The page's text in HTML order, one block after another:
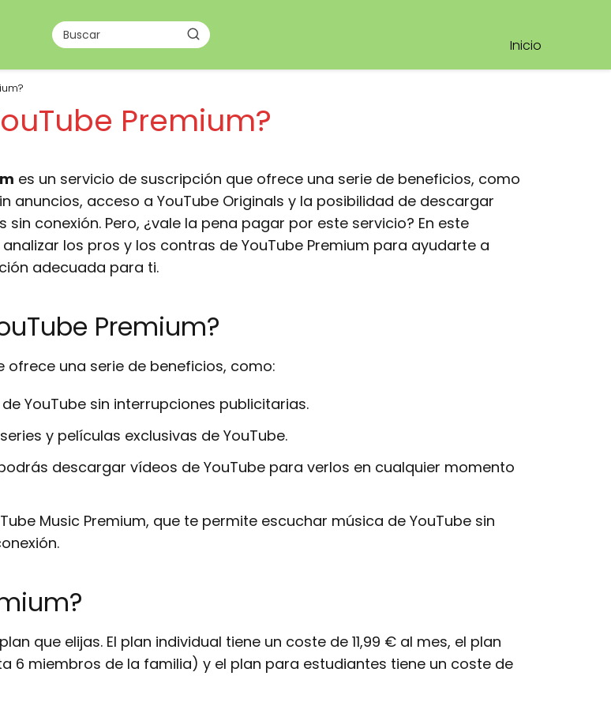
Inicio
Premium?
es un servicio de suscripción que ofrece una serie de beneficios, como
anuncios, acceso a YouTube Originals y la posibilidad de descargar
sin conexión. Pero, ¿vale la pena pagar por este servicio? En este
los pros y los contras de YouTube Premium para ayudarte a
adecuada para ti.
Premium?
ofrece una serie de beneficios, como:
YouTube sin interrupciones publicitarias.
y películas exclusivas de YouTube.
descargar vídeos de YouTube para verlos en cualquier momento
Music Premium, que te permite escuchar música de YouTube sin
que elijas. El plan individual tiene un coste de 11,99 € al mes, el plan
6 miembros de la familia) y el plan para estudiantes tiene un coste de